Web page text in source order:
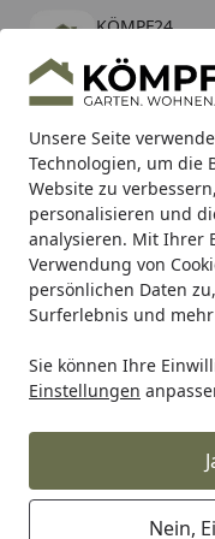
Unsere Seite
Technologien, um die
Website zu
personalisieren und
analysieren. Mit Ihrer
Verwendung von
persönlichen Daten
Surferlebnis und
Sie können Ihre
Einstellungen
Nein,
KÖMPF24
kostenlos - Im App
Alle Produkte
Mein Konto
Suchen
Karibu Pools inkl.
Starterset
Startseite
Grill Weber Nut 1/
Weber Nut